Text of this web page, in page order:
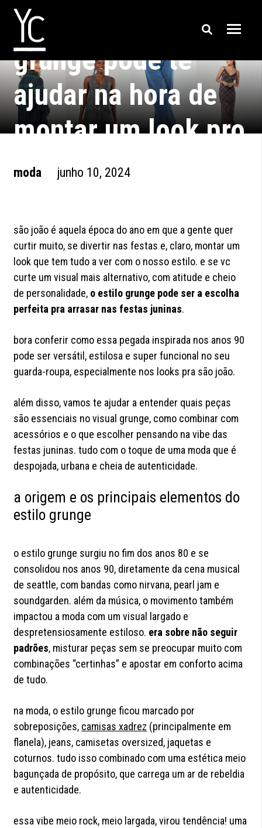
como o estilo
grunge pode te
ajudar na hora de
montar um look pro
são joão
moda junho 10, 2024
são joão é aquela época do ano em que a gente quer
curtir muito, se divertir nas festas e, claro, montar um
look que tem tudo a ver com o nosso estilo. e se vc
curte um visual mais alternativo, com atitude e cheio
de personalidade, o estilo grunge pode ser a escolha
perfeita pra arrasar nas festas juninas.
bora conferir como essa pegada inspirada nos anos 90
pode ser versátil, estilosa e super funcional no seu
guarda-roupa, especialmente nos looks pra são joão.
além disso, vamos te ajudar a entender quais peças
são essenciais no visual grunge, como combinar com
acessórios e o que escolher pensando na vibe das
festas juninas. tudo com o toque de uma moda que é
despojada, urbana e cheia de autenticidade.
a origem e os principais elementos do
estilo grunge
o estilo grunge surgiu no fim dos anos 80 e se
consolidou nos anos 90, diretamente da cena musical
de seattle, com bandas como nirvana, pearl jam e
soundgarden. além da música, o movimento também
impactou a moda com um visual largado e
despretensiosamente estiloso. era sobre não seguir
padrões, misturar peças sem se preocupar muito com
combinações “certinhas” e apostar em conforto acima
de tudo.
na moda, o estilo grunge ficou marcado por
sobreposições, camisas xadrez (principalmente em
flanela), jeans, camisetas oversized, jaquetas e
coturnos. tudo isso combinado com uma estética meio
bagunçada de propósito, que carrega um ar de rebeldia
e autenticidade.
essa vibe meio rock, meio largada, virou tendência! uma